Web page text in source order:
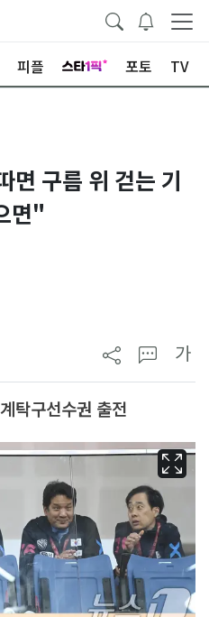
피플 포토 TV
구름 위 걷는 기
면"
가
탁구선수권 출전